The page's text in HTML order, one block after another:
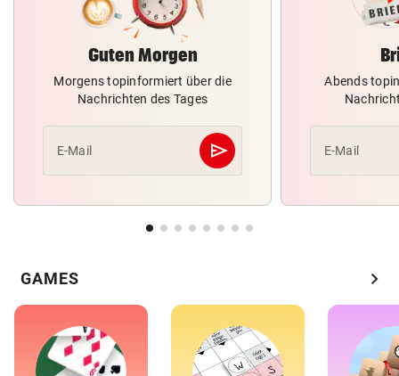
Guten Morgen
Morgens topinformiert über die
Nachrichten des Tages
E-Mail send
Abschicken
Abends
E-Mail
GAMES chevron_right